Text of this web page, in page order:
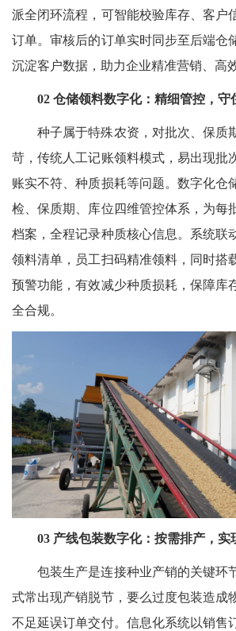
派全闭环流程，可智能校验库存、客户
订单。审核后的订单实时同步至后端仓
沉淀客户数据，助力企业精准营销、高
02 仓储领料数字化：精细管控，守
种子属于特殊农资，对批次、保质
苛，传统人工记账领料模式，易出现批
账实不符、种质损耗等问题。数字化仓
检、保质期、库位四维管控体系，为每
档案，全程记录种质核心信息。系统联
领料清单，员工扫码精准领料，同时搭
预警功能，有效减少种质损耗，保障库
全合规。
03 产线包装数字化：按需排产，实
包装生产是连接种业产销的关键环
式常出现产销脱节，要么过度包装造成
不足延误订单交付。信息化系统以销售